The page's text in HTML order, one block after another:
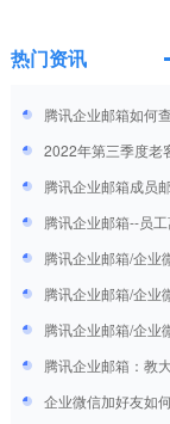
热门资讯
腾讯企业邮箱如何
2022年第三季度老
腾讯企业邮箱成员
腾讯企业邮箱--员
腾讯企业邮箱/企业
录VIP账号
腾讯企业邮箱/企业
腾讯企业邮箱/企业
腾讯企业邮箱：教
企业微信加好友如